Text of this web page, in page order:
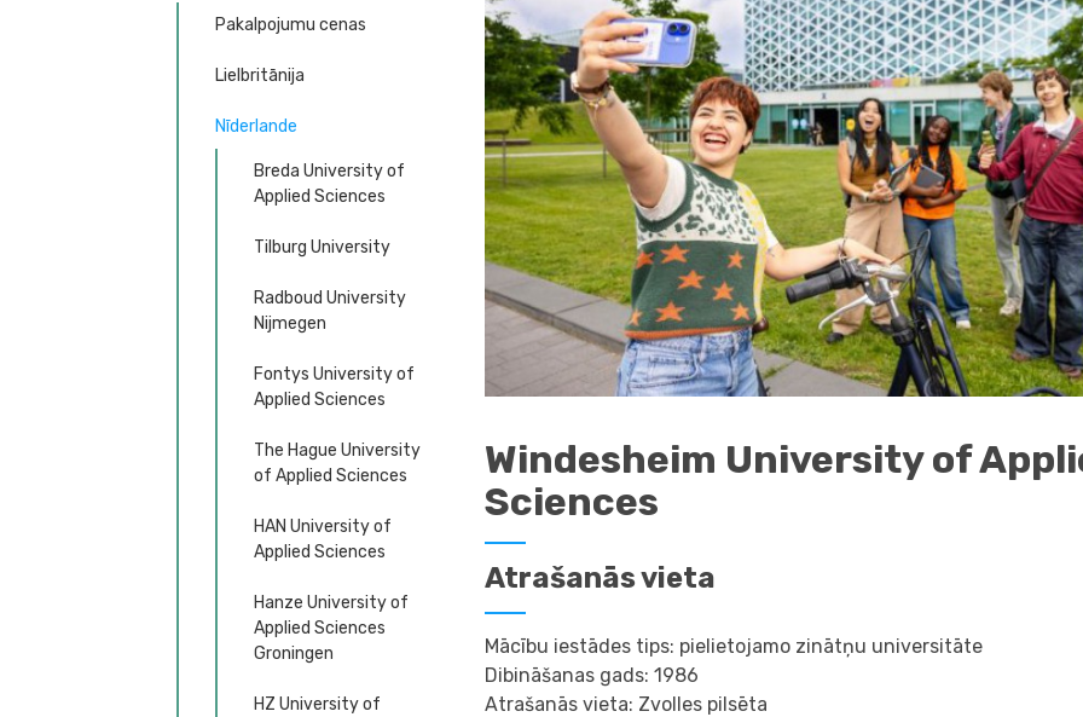
Pakalpojumu cenas
Lielbritānija
Nīderlande
Breda University of
Applied Sciences
Tilburg University
Radboud University
Nijmegen
Fontys University of
Applied Sciences
The Hague University
of Applied Sciences
HAN University of
Applied Sciences
Hanze University of
Applied Sciences
Groningen
HZ University of
Windesheim University of
Sciences
Atrašanās vieta
Mācību iestādes tips: pielietojamo zinātņu universitāte
Dibināšanas gads: 1986
Atrašanās vieta: Zvolles pilsēta